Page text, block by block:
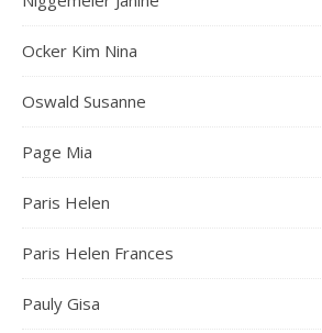
Ocker Kim Nina
Oswald Susanne
Page Mia
Paris Helen
Paris Helen Frances
Pauly Gisa